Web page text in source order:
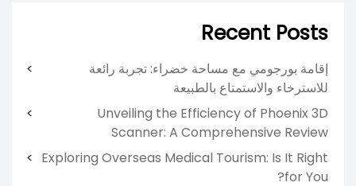
Recent Posts
إقامة بورجومي مع مساحة خضراء: تجربة رائعة
للاسترخاء والاستمتاع بالطبيعة
Unveiling the Efficiency of Phoenix 3D
Scanner: A Comprehensive Review
Exploring Overseas Medical Tourism: Is It Right
for You?